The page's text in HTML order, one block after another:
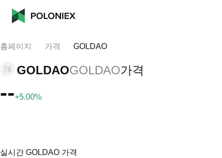
홈페이지 가격 GOLDAO
GOLDAOGOLDAO가격
--+5.00%
실시간 GOLDAO 가격